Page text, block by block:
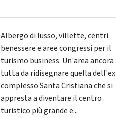
Albergo di lusso, villette, centri
benessere e aree congressi per il
turismo business. Un'area ancora
tutta da ridisegnare quella dell'ex
complesso Santa Cristiana che si
appresta a diventare il centro
turistico più grande e...